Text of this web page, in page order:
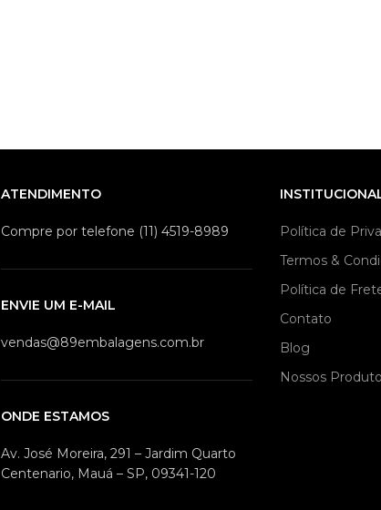
ATENDIMENTO
Compre por telefone (11) 4519-8989
ENVIE UM E-MAIL
vendas@89embalagens.com.br
ONDE ESTAMOS
Av. José Moreira, 291 – Jardim Quarto
Centenario, Mauá – SP, 09341-120
Política de
Termos &
Política de
Contato
Blog
Nossos